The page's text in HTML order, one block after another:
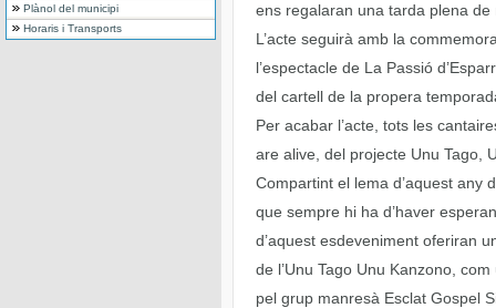
Plànol del municipi
Horaris i Transports
ens regalaran una tarda plena de
L’acte seguirà amb la
l’espectacle de La Passió
del cartell de la propera
Per acabar l’acte, tots les
are alive, del projecte Unu Tago,
Compartint el lema d’aquest any
que sempre hi ha d’haver
d’aquest esdeveniment oferiran
de l’Unu Tago Unu Kanzono,
pel grup manresà Esclat Gospel